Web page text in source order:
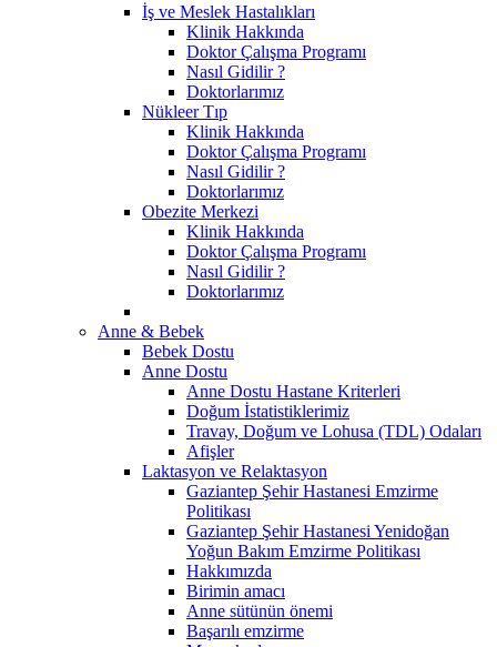
İş ve Meslek Hastalıkları
Klinik Hakkında
Doktor Çalışma Programı
Nasıl Gidilir ?
Doktorlarımız
Nükleer Tıp
Klinik Hakkında
Doktor Çalışma Programı
Nasıl Gidilir ?
Doktorlarımız
Obezite Merkezi
Klinik Hakkında
Doktor Çalışma Programı
Nasıl Gidilir ?
Doktorlarımız
Anne & Bebek
Bebek Dostu
Anne Dostu
Anne Dostu Hastane Kriterleri
Doğum İstatistiklerimiz
Travay, Doğum ve Lohusa (TDL) Odaları
Afişler
Laktasyon ve Relaktasyon
Gaziantep Şehir Hastanesi Emzirme
Politikası
Gaziantep Şehir Hastanesi Yenidoğan
Yoğun Bakım Emzirme Politikası
Hakkımızda
Birimin amacı
Anne sütünün önemi
Başarılı emzirme